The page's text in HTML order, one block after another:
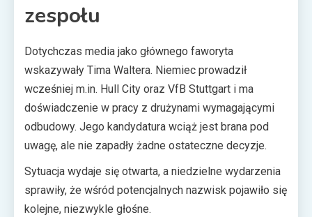
zespołu
Dotychczas media jako głównego faworyta
wskazywały Tima Waltera. Niemiec prowadził
wcześniej m.in. Hull City oraz VfB Stuttgart i ma
doświadczenie w pracy z drużynami wymagającymi
odbudowy. Jego kandydatura wciąż jest brana pod
uwagę, ale nie zapadły żadne ostateczne decyzje.
Sytuacja wydaje się otwarta, a niedzielne wydarzenia
sprawiły, że wśród potencjalnych nazwisk pojawiło się
kolejne, niezwykle głośne.